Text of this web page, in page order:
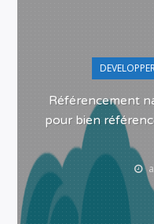
Référencement
pour bien